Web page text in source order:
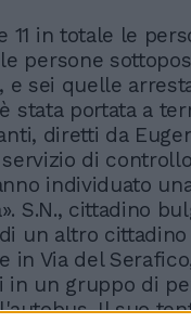
11 in totale le
persone
e sei quelle
stata portata a
diretti da
di
individuato
S.N., cittadino
un altro
in Via del
in un gruppo di
Il suo